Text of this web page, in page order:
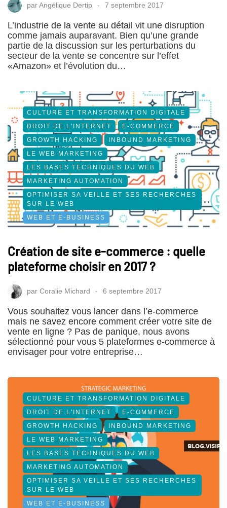
parAngélique Dertip 7 septembre 2017
L’industrie de la vente au détail vit une disruption
comme jamais auparavant. Bien qu’une grande
partie de la discussion sur les perturbations du
secteur de la vente se concentre sur l’effet
«Amazon» et l’évolution du…
CULTURE ET TRANSFORMATION DIGITALE
DROIT DE L'INTERNET
E-COMMERCE
GROWTH HACKING
INBOUND MARKETING
LE WEB MARKETING
LES BASES TECHNIQUES DU WEB
MARKETING AUTOMATION
OPTIMISER SA VEILLE ET SES RECHERCHES
SUR LE WEB
WEB ET E-BUSINESS
Création de site e-commerce : quelle
plateforme choisir en 2017 ?
par Coralie Michard 6 septembre 2017
Vous souhaitez vous lancer dans l’e-commerce
mais ne savez encore comment créer votre site de
vente en ligne ? Pas de panique, nous avons
sélectionné pour vous 5 plateformes e-commerce à
envisager pour votre entreprise…
CULTURE ET TRANSFORMATION DIGITALE
DROIT DE L'INTERNET
E-COMMERCE
GROWTH HACKING
INBOUND MARKETING
LE WEB MARKETING
LES BASES TECHNIQUES DU WEB
MARKETING AUTOMATION
OPTIMISER SA VEILLE ET SES RECHERCHES
SUR LE WEB
WEB ET E-BUSINESS